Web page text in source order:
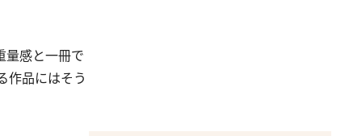
量感と一冊で
作品にはそう